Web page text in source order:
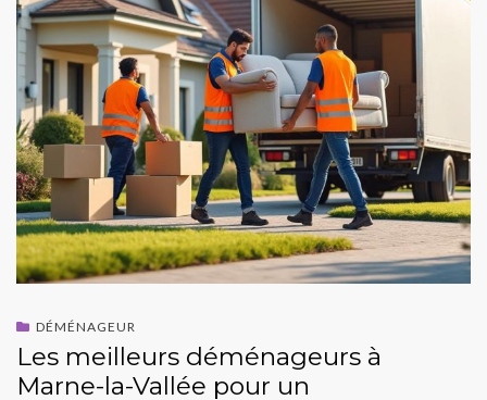
DÉMÉNAGEUR
Les meilleurs déménageurs à
Marne-la-Vallée pour un